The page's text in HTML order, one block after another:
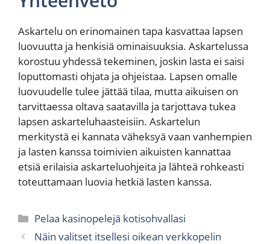
Askartelu on erinomainen tapa kasvattaa lapsen
luovuutta ja henkisiä ominaisuuksia. Askartelussa
korostuu yhdessä tekeminen, joskin lasta ei saisi
loputtomasti ohjata ja ohjeistaa. Lapsen omalle
luovuudelle tulee jättää tilaa, mutta aikuisen on
tarvittaessa oltava saatavilla ja tarjottava tukea
lapsen askarteluhaasteisiin. Askartelun
merkitystä ei kannata väheksyä vaan vanhempien
ja lasten kanssa toimivien aikuisten kannattaa
etsiä erilaisia askarteluohjeita ja lähteä rohkeasti
toteuttamaan luovia hetkiä lasten kanssa.
Kategoriat
Pelaa kasinopelejä kotisohvallasi
Näin valitset itsellesi oikean verkkopelin